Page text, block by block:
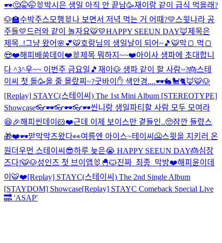
🕶🤔🤫🤭🐰 박시은 생일 아직 안 끝남🥳재이랑 같이 급식 먹을래?
🐶🏫수박주스 모행🐰 나 보면서 저녁 먹는 거 어때?💛스윗나라 공
주들💛 드러와 같이 놀자요🐯💛HAPPY SEEUN DAY🦊제목은
제목..!그냥 왔어🌸💕🐯호랑님의 생일날이 되어~🎵🐯막🍞 먹🍞
😍❤️해피배쑴데이❤️🐰제목 뭐하지~~❤️아이사 생파에 초대합니
다 ^3^우~~ 이번주 금요일🎵 재이🐶 생파 같이 할 사람~?🎂스테
이씨 첫 돌🥳올 줄 몰랐찌~?굿바이✋ 색안경....🕶🐇🐩🐈🦊🐯🐶
[Replay] STAYC(스테이씨) The 1st Mini Album [STEREOTYPE]
Showcase👓🕶👓🕶👓🕶씬니랑 생일파티할 사람 모두 모여라
😆🎉해피씬데이🐹❤️근데 이제 보이스만 곁들인..🥺잠깐 들렸스
🎁❤️🕶맏막막즈왔다👀여름엔 아이스~테이씨🥶스윗을 지키러 온
원더우먼 스테이씨😎하루 늦은😭 HAPPY SEEUN DAY🎂심장
즈다!🐯🐶성인즈 첫 브이앱🐰🐣🐱진짜_최종_막방❤️해피윤이데
이🐯❤️[Replay] STAYC(스테이씨) The 2nd Single Album
[STAYDOM] Showcase[Replay] STAYC Comeback Special Live
🔜 'ASAP'